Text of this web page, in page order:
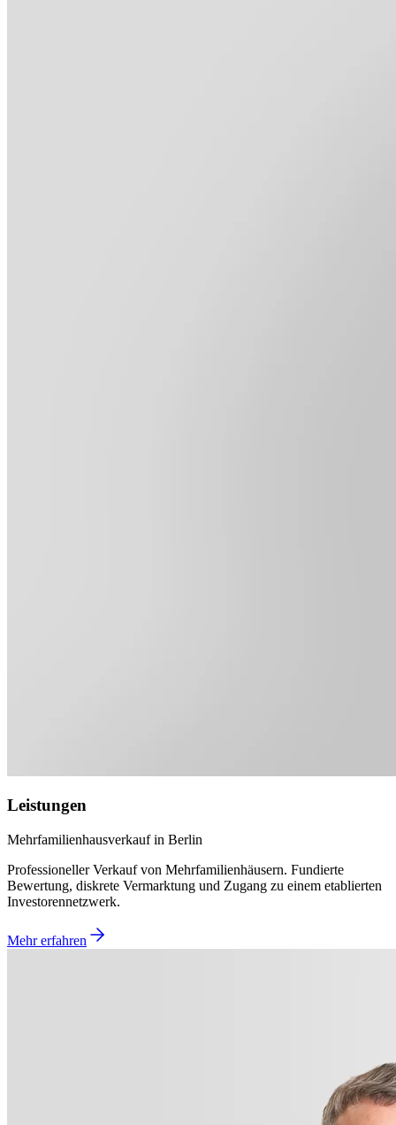
Leistungen
Mehrfamilienhausverkauf in Berlin
Professioneller Verkauf von Mehrfamilienhäusern. Fundierte
Bewertung, diskrete Vermarktung und Zugang zu einem etablierten
Investorennetzwerk.
Mehr erfahren